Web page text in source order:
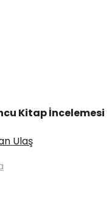
Kitap İncelemesi
Ulaş